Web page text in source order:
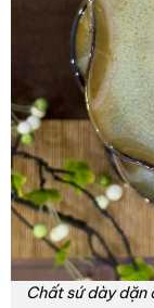
Chất sứ dày